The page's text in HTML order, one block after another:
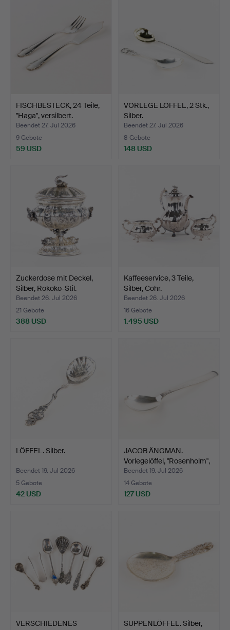
FISCHBESTECK, 24 Teile,
"Haga", versilbert.
Beendet 27. Jul 2026
9 Gebote
59 USD
VORLEGE LÖFFEL, 2 Stk.,
Silber.
Beendet 27. Jul 2026
8 Gebote
148 USD
Zuckerdose mit Deckel,
Silber, Rokoko-Stil.
Beendet 26. Jul 2026
21 Gebote
388 USD
Kaffeeservice, 3 Teile,
Silber, Cohr.
Beendet 26. Jul 2026
16 Gebote
1.495 USD
LÖFFEL. Silber.
Beendet 19. Jul 2026
5 Gebote
42 USD
JACOB ÄNGMAN.
Vorlegelöffel, "Rosenholm",
…
Beendet 19. Jul 2026
14 Gebote
127 USD
VERSCHIEDENES
SUPPENLÖFFEL. Silber,